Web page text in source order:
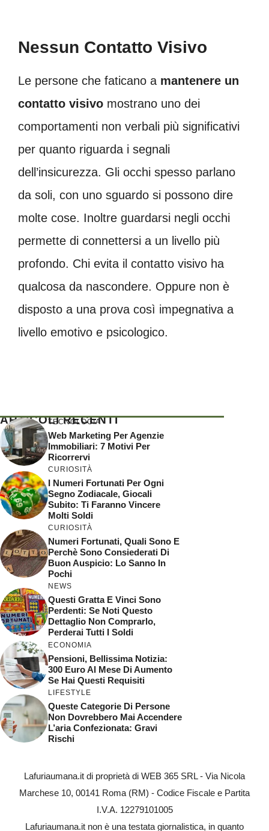
Nessun Contatto Visivo
Le persone che faticano a mantenere un
contatto visivo mostrano uno dei
comportamenti non verbali più significativi
per quanto riguarda i segnali
dell’insicurezza. Gli occhi spesso parlano
da soli, con uno sguardo si possono dire
molte cose. Inoltre guardarsi negli occhi
permette di connettersi a un livello più
profondo. Chi evita il contatto visivo ha
qualcosa da nascondere. Oppure non è
disposto a una prova così impegnativa a
livello emotivo e psicologico.
ARTICOLI RECENTI
TECNOLOGIA
Web Marketing Per Agenzie
Immobiliari: 7 Motivi Per
Ricorrervi
CURIOSITÀ
I Numeri Fortunati Per Ogni
Segno Zodiacale, Giocali
Subito: Ti Faranno Vincere
Molti Soldi
CURIOSITÀ
Numeri Fortunati, Quali Sono E
Perchè Sono Consiederati Di
Buon Auspicio: Lo Sanno In
Pochi
NEWS
Questi Gratta E Vinci Sono
Perdenti: Se Noti Questo
Dettaglio Non Comprarlo,
Perderai Tutti I Soldi
ECONOMIA
Pensioni, Bellissima Notizia:
300 Euro Al Mese Di Aumento
Se Hai Questi Requisiti
LIFESTYLE
Queste Categorie Di Persone
Non Dovrebbero Mai Accendere
L’aria Confezionata: Gravi
Rischi
Lafuriaumana.it di proprietà di WEB 365 SRL - Via Nicola
Marchese 10, 00141 Roma (RM) - Codice Fiscale e Partita
I.V.A. 12279101005
Lafuriaumana.it non è una testata giornalistica, in quanto